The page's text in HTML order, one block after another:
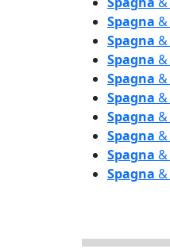
Spagna &
Spagna &
Spagna &
Spagna &
Spagna &
Spagna &
Spagna &
Spagna &
Spagna &